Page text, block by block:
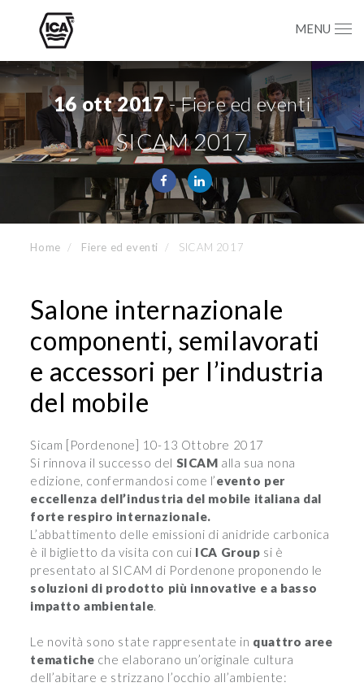
MENU
16 ott 2017- Fiere ed eventi
SICAM 2017
Home Fiere ed eventi SICAM 2017
Salone internazionale
componenti, semilavorati
e accessori per l’industria
del mobile
Sicam [Pordenone] 10-13 Ottobre 2017
Si rinnova il successo del SICAM alla sua nona
edizione, confermandosi come l’evento per
eccellenza dell’industria del mobile italiana dal
forte respiro internazionale.
L’abbattimento delle emissioni di anidride carbonica
è il biglietto da visita con cui ICA Group si è
presentato al SICAM di Pordenone proponendo le
soluzioni di prodotto più innovative e a basso
impatto ambientale.
Le novità sono state rappresentate in quattro aree
tematiche che elaborano un’originale cultura
dell’abitare e strizzano l’occhio all’ambiente: